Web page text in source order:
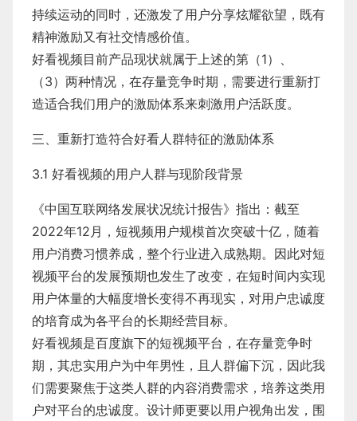
持续运动的同时，还激发了用户分享炫耀欲望，既有
精神激励又有社交情感价值。
​好看视频目前产品现状就属于上述的第（1）、
（3）两种情况，在存量竞争时期，需要进行重新打
造适合我们用户的激励体系来刺激用户活跃度。
三、重新打造符合好看人群特征的激励体系
3.1 好看视频的用户人群与现阶段背景
《中国互联网络发展状况统计报告》指出：截至
2022年12月，短视频用户规模首次突破十亿，随着
用户消费习惯养成，整个行业进入成熟期。因此对短
视频平台的发展预期也发生了改变，在短时间内实现
用户体量的大幅度增长变得不再现实，对用户忠诚度
的培育成为各平台的长期经营目标。
​好看视频是百度旗下的短视频平台，在存量竞争时
期，其忠实用户为中年男性，且人群偏下沉，因此我
们需要聚焦于这类人群的内容消费需求，培养这类用
户对平台的忠诚度。设计师更要以用户视角出发，围